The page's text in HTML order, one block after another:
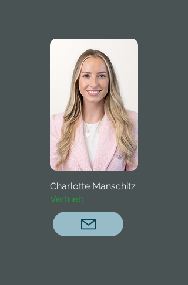
Charlotte Manschitz
Vertrieb